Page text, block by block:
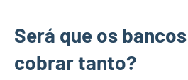
Será que os
cobrar tanto?